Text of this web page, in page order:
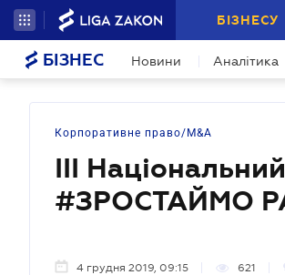
БІЗНЕСУ
БІЗНЕС Новини Аналітика
Корпоративне право/M&A
III
#ЗРОСТАЙМО
4 грудня 2019, 09:15 621